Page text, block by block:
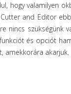
hogy valamilyen
Cutter and Editor
nincs szükségünk
és opciót
amekkorára akarjuk.